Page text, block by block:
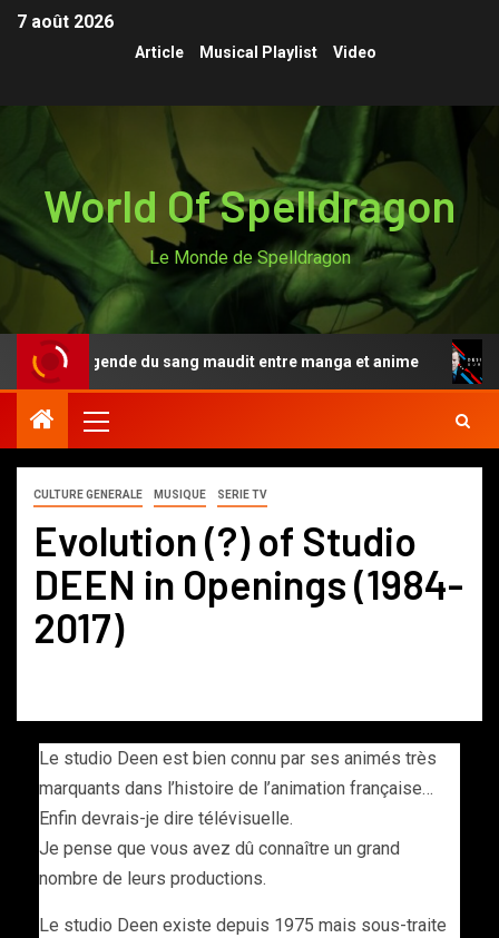
7 août 2026
Article Musical Playlist Video
World Of Spelldragon
Le Monde de Spelldragon
la légende du sang maudit entre manga et anime
CULTURE GENERALE MUSIQUE SERIE TV
Evolution (?) of Studio
DEEN in Openings (1984-
2017)
Le studio Deen est bien connu par ses animés très
marquants dans l’histoire de l’animation française…
Enfin devrais-je dire télévisuelle.
Je pense que vous avez dû connaître un grand
nombre de leurs productions.
Le studio Deen existe depuis 1975 mais sous-traite